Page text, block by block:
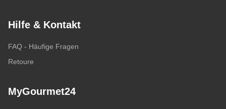
Hilfe & Kontakt
FAQ - Häufige Fragen
Retoure
MyGourmet24